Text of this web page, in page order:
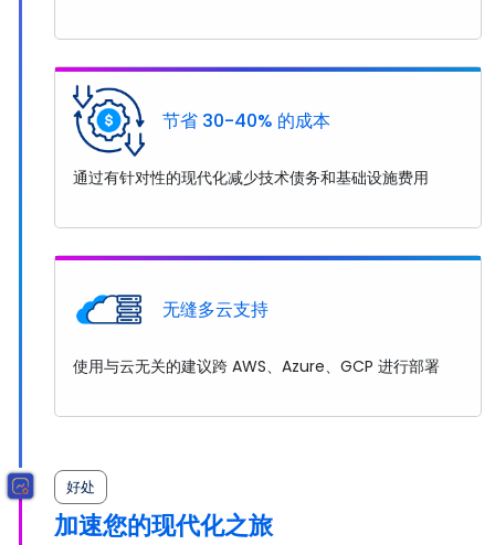
节省 30-40% 的成本
通过有针对性的现代化减少技术债务和基础设施费用
无缝多云支持
使用与云无关的建议跨 AWS、Azure、GCP 进行部署
好处
加速您的现代化之旅